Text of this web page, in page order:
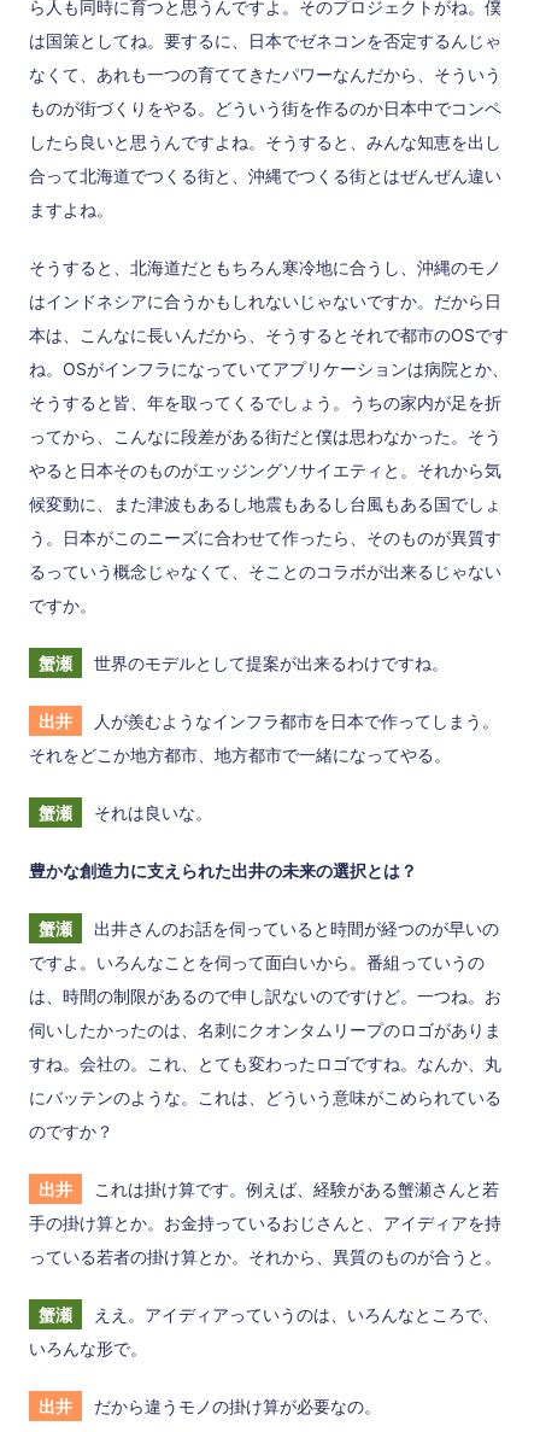
ら人も同時に育つと思うんですよ。そのプロジェクトがね。僕
は国策としてね。要するに、日本でゼネコンを否定するんじゃ
なくて、あれも一つの育ててきたパワーなんだから、そういう
ものが街づくりをやる。どういう街を作るのか日本中でコンペ
したら良いと思うんですよね。そうすると、みんな知恵を出し
合って北海道でつくる街と、沖縄でつくる街とはぜんぜん違い
ますよね。
そうすると、北海道だともちろん寒冷地に合うし、沖縄のモノ
はインドネシアに合うかもしれないじゃないですか。だから日
本は、こんなに長いんだから、そうするとそれで都市のOSです
ね。OSがインフラになっていてアプリケーションは病院とか、
そうすると皆、年を取ってくるでしょう。うちの家内が足を折
ってから、こんなに段差がある街だと僕は思わなかった。そう
やると日本そのものがエッジングソサイエティと。それから気
候変動に、また津波もあるし地震もあるし台風もある国でしょ
う。日本がこのニーズに合わせて作ったら、そのものが異質す
るっていう概念じゃなくて、そことのコラボが出来るじゃない
ですか。
蟹瀬 世界のモデルとして提案が出来るわけですね。
出井
人が羨むようなインフラ都市を日本で作ってしまう。
それをどこか地方都市、地方都市で一緒になってやる。
蟹瀬 それは良いな。
豊かな創造力に支えられた出井の未来の選択とは？
蟹瀬
出井さんのお話を伺っていると時間が経つのが早いの
ですよ。いろんなことを伺って面白いから。番組っていうの
は、時間の制限があるので申し訳ないのですけど。一つね。お
伺いしたかったのは、名刺にクオンタムリープのロゴがありま
すね。会社の。これ、とても変わったロゴですね。なんか、丸
にバッテンのような。これは、どういう意味がこめられている
のですか？
出井
これは掛け算です。例えば、経験がある蟹瀬さんと若
手の掛け算とか。お金持っているおじさんと、アイディアを持
っている若者の掛け算とか。それから、異質のものが合うと。
蟹瀬
ええ。アイディアっていうのは、いろんなところで、
いろんな形で。
出井 だから違うモノの掛け算が必要なの。